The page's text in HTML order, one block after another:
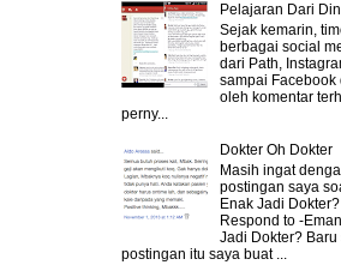
Pelajaran Dari
Sejak kemarin,
berbagai social
dari Path,
sampai Facebook
oleh komentar
perny...
Dokter Oh Dokter
Masih ingat
postingan saya
Enak Jadi
Respond to -
Jadi Dokter? Baru
postingan itu saya buat ...